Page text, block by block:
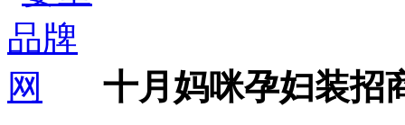
十月妈咪孕妇装招